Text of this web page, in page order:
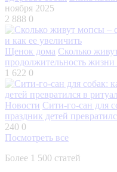
ноября 2025
2 888 0
Щенок дома Сколько
продолжительность жизни
1 622 0
Новости Сити-го-сан для
праздник детей
240 0
Посмотреть все
Более 1 500 статей